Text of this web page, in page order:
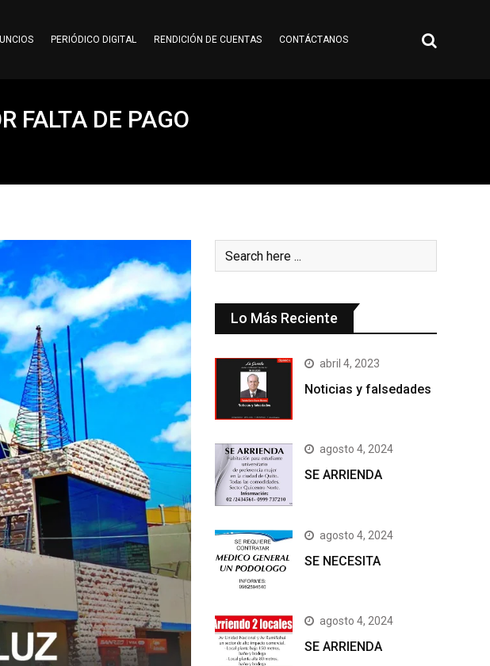
PERIÓDICO DIGITAL RENDICIÓN DE CUENTAS CONTÁCTANOS
FALTA DE PAGO
Lo Más Reciente
abril 4, 2023
Noticias y falsedades
agosto 4, 2024
SE ARRIENDA
agosto 4, 2024
SE NECESITA
agosto 4, 2024
SE ARRIENDA